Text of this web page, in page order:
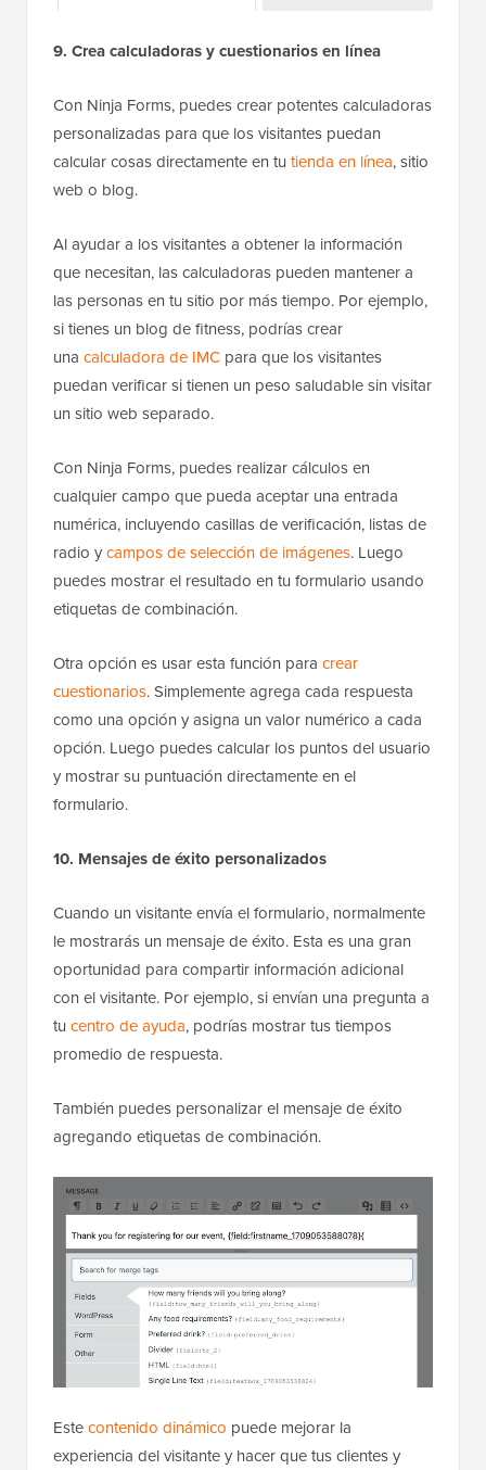
9. Crea calculadoras y cuestionarios en línea
Con Ninja Forms, puedes crear potentes calculadoras
personalizadas para que los visitantes puedan
calcular cosas directamente en tu tienda en línea, sitio
web o blog.
Al ayudar a los visitantes a obtener la información
que necesitan, las calculadoras pueden mantener a
las personas en tu sitio por más tiempo. Por ejemplo,
si tienes un blog de fitness, podrías crear
una calculadora de IMC para que los visitantes
puedan verificar si tienen un peso saludable sin visitar
un sitio web separado.
Con Ninja Forms, puedes realizar cálculos en
cualquier campo que pueda aceptar una entrada
numérica, incluyendo casillas de verificación, listas de
radio ycampos de selección de imágenes. Luego
puedes mostrar el resultado en tu formulario usando
etiquetas de combinación.
Otra opción es usar esta función para crear
cuestionarios. Simplemente agrega cada respuesta
como una opción y asigna un valor numérico a cada
opción. Luego puedes calcular los puntos del usuario
y mostrar su puntuación directamente en el
formulario.
10. Mensajes de éxito personalizados
Cuando un visitante envía el formulario, normalmente
le mostrarás un mensaje de éxito. Esta es una gran
oportunidad para compartir información adicional
con el visitante. Por ejemplo, si envían una pregunta a
tu centro de ayuda, podrías mostrar tus tiempos
promedio de respuesta.
También puedes personalizar el mensaje de éxito
agregando etiquetas de combinación.
Estecontenido dinámico puede mejorar la
experiencia del visitante y hacer que tus clientes y